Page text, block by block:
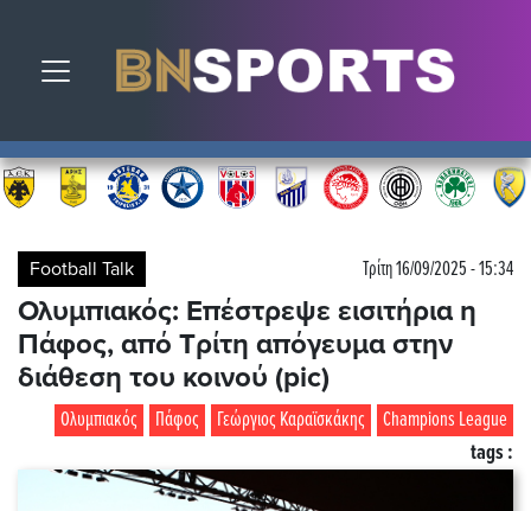
Toggle navigation
Football Talk Τρίτη 16/09/2025 - 15:34
Ολυμπιακός: Επέστρεψε εισιτήρια η
Πάφος, από Τρίτη απόγευμα στην
διάθεση του κοινού (pic)
Champions League
Γεώργιος Καραϊσκάκης
Πάφος
Ολυμπιακός
tags :